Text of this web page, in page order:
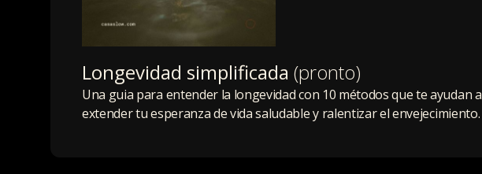
Longevidad simplificada (pronto)
Una guia para entender la longevidad con 10 métodos que te ayudan a
extender tu esperanza de vida saludable y ralentizar el envejecimiento.